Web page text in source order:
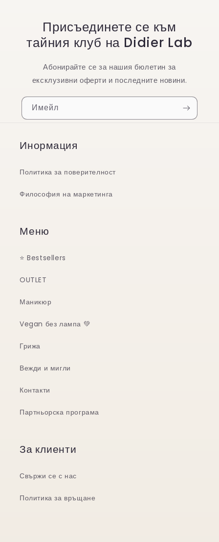
Присъединете се към
тайния клуб на Didier Lab
Абонирайте се за нашия бюлетин за
ексклузивни оферти и последните новини.
Имейл
Инормация
Политика за поверителност
Философия на маркетинга
Меню
⭐️ Bestsellers
OUTLET
Маникюр
Vegan без лампа 💚
Грижа
Вежди и мигли
Контакти
Партньорска програма
За клиенти
Свържи се с нас
Политика за връщане